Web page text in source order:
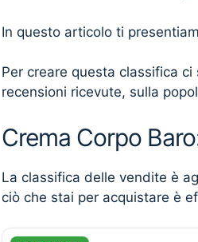
In questo articolo ti
Per creare questa classifica
recensioni ricevute, sulla
Crema Corpo
La classifica delle vendite è
ciò che stai per acquistare è